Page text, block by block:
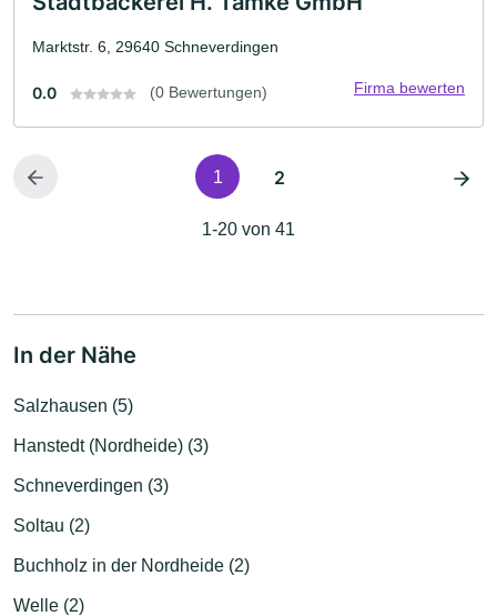
Marktstr. 6, 29640 Schneverdingen
0.0 (0 Bewertungen) Firma bewerten
1 2
1-20 von 41
In der Nähe
Salzhausen (5)
Hanstedt (Nordheide) (3)
Schneverdingen (3)
Soltau (2)
Buchholz in der Nordheide (2)
Welle (2)